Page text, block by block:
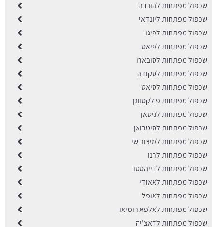
שכפול מפתחות להונדה
שכפול מפתחות ליונדאי
שכפול מפתחות לפיגו
שכפול מפתחות לפיאט
שכפול מפתחות לסובארו
שכפול מפתחות לסקודה
שכפול מפתחות לסיאט
שכפול מפתחות פולקסווגן
שכפול מפתחות לניסאן
שכפול מפתחות לסיטרואן
שכפול מפתחות למיצובישי
שכפול מפתחות לרנו
שכפול מפתחות לדייהטסו
שכפול מפתחות לאאודי
שכפול מפתחות לאופל
שכפול מפתחות לאלפא רומיאו
שכפול מפתחות לדאצ'יה